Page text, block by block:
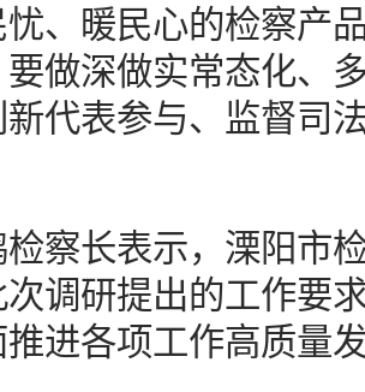
、暖民心的检察产
要做深做实常态化、
新代表参与、监督司
长表示，溧阳市检
调研提出的工作要
进各项工作高质量